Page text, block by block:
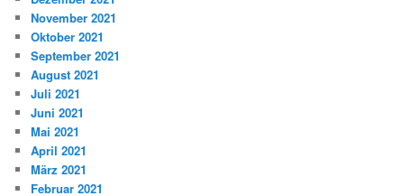
November 2021
Oktober 2021
September 2021
August 2021
Juli 2021
Juni 2021
Mai 2021
April 2021
März 2021
Februar 2021